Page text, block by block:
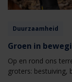
Duurzaamheid
Groen in
Op en rond ons
groters: bestuiving,